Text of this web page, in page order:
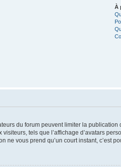
À
du forum peuvent limiter la
tels que l’affichage d’avatars
ne vous prend qu’un court instant, c’est